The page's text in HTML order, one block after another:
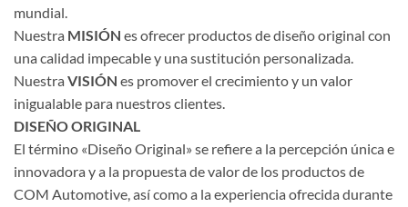
mundial.
Nuestra MISIÓN es ofrecer productos de diseño original con
una calidad impecable y una sustitución personalizada.
Nuestra VISIÓN es promover el crecimiento y un valor
inigualable para nuestros clientes.
DISEÑO ORIGINAL
El término «Diseño Original» se refiere a la percepción única e
innovadora y a la propuesta de valor de los productos de
COM Automotive, así como a la experiencia ofrecida durante